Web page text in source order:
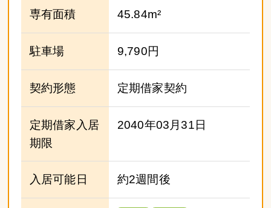
専有面積 45.84m²
駐車場 9,790円
契約形態 定期借家契約
定期借家入居
期限
2040年03月31日
入居可能日 約2週間後